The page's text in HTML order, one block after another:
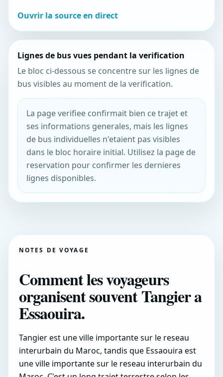
Ouvrir la source en direct
Lignes de bus vues pendant la verification
Le bloc ci-dessous se concentre sur les lignes de
bus visibles au moment de la verification.
La page verifiee confirmait bien ce trajet et
ses informations generales, mais les lignes
de bus individuelles n'etaient pas visibles
dans le bloc horaire initial. Utilisez la page de
reservation pour confirmer les dernieres
lignes disponibles.
NOTES DE VOYAGE
Comment les voyageurs
organisent souvent Tangier a
Essaouira.
Tangier est une ville importante sur le reseau
interurbain du Maroc, tandis que Essaouira est
une ville importante sur le reseau interurbain du